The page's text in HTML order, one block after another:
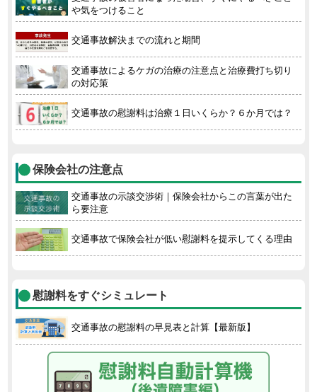
や気をつけること
交通事故解決までの流れと期間
交通事故によるケガの治療の注意点と治療費打ち切り
の対応策
交通事故の慰謝料は治療１日いくらか？６か月では？
保険会社の注意点
交通事故の示談交渉術｜保険会社からこの言葉が出た
ら要注意
交通事故で保険会社が低い慰謝料を提示してくる理由
慰謝料をすぐシミュレート
交通事故の慰謝料の早見表と計算【最新版】